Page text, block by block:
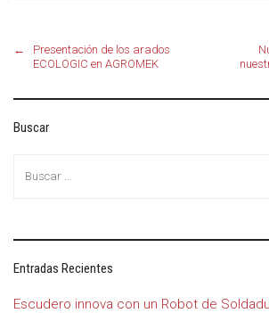
Post
navigation
←
Presentación de los arados
ECOLOGIC en AGROMEK
Buscar
Entradas Recientes
Escudero innova con un Robot de